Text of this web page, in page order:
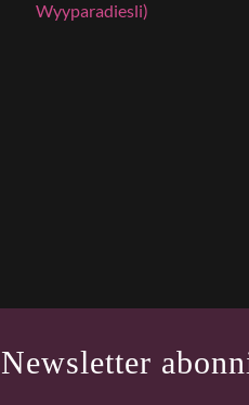
Wyyparadiesli)
Newsletter